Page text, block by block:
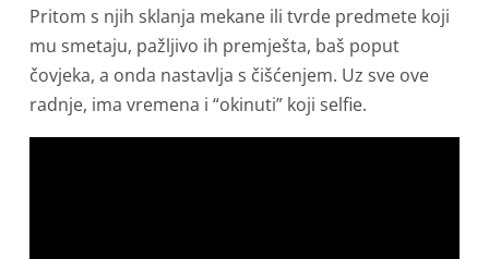
Pritom s njih sklanja mekane ili tvrde predmete koji
mu smetaju, pažljivo ih premješta, baš poput
čovjeka, a onda nastavlja s čišćenjem. Uz sve ove
radnje, ima vremena i “okinuti” koji selfie.